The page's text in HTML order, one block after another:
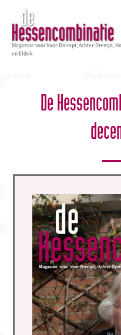
Magazine voor Voor-Drempt, Achter-Drempt,
en Eldrik
De